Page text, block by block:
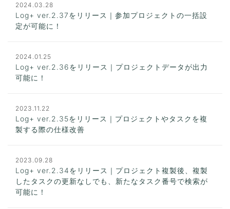
2024.03.28
Log+ ver.2.37をリリース｜参加プロジェクトの一括設
定が可能に！
2024.01.25
Log+ ver.2.36をリリース｜プロジェクトデータが出力
可能に！
2023.11.22
Log+ ver.2.35をリリース｜プロジェクトやタスクを複
製する際の仕様改善
2023.09.28
Log+ ver.2.34をリリース｜プロジェクト複製後、複製
したタスクの更新なしでも、新たなタスク番号で検索が
可能に！